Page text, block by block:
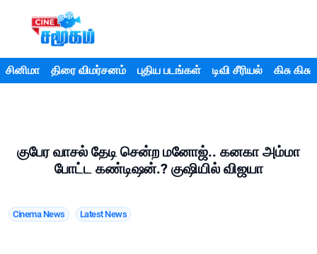
சினிமா திரை விமர்சனம் புதிய படங்கள் டிவி சீரியல் கிசு கிசு
குபேர வாசல் தேடி சென்ற மனோஜ்.. கனகா அம்மா
போட்ட கண்டிஷன்.? குஷியில் விஜயா
Cinema News Latest News